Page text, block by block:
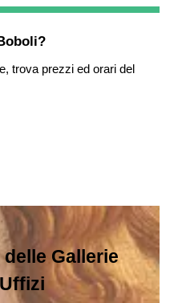
?
trova prezzi ed orari del
Gallerie